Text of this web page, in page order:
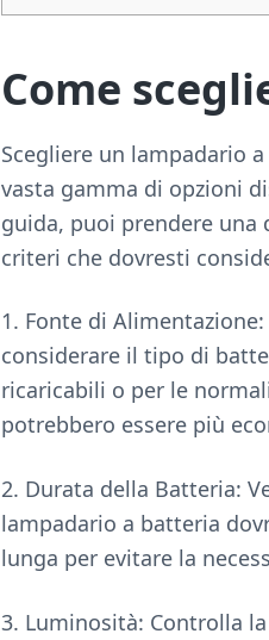
Come
Scegliere un lampadario
vasta gamma di opzioni
guida, puoi prendere una
criteri che dovresti
1. Fonte di
considerare il tipo di
ricaricabili o per le
potrebbero essere più
2. Durata della Batteria:
lampadario a batteria
lunga per evitare la
3. Luminosità: Controlla